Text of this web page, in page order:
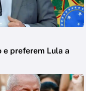
e preferem Lula a